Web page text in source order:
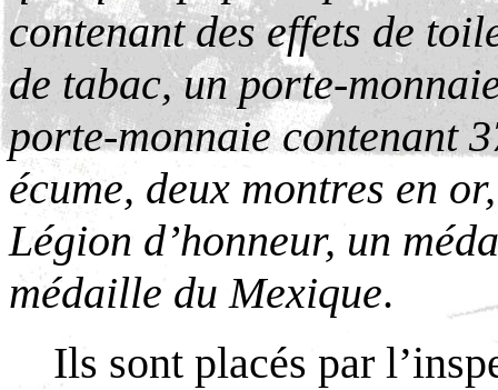
contenant des effets de
de tabac, un porte-
porte-monnaie contenant
écume, deux montres en
Légion d’honneur, un
médaille du Mexique.
Ils sont placés par